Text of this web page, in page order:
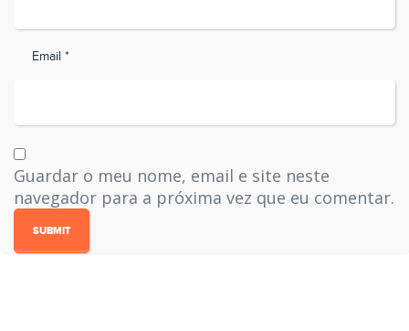
Email *
Guardar o meu nome, email e site neste
navegador para a próxima vez que eu comentar.